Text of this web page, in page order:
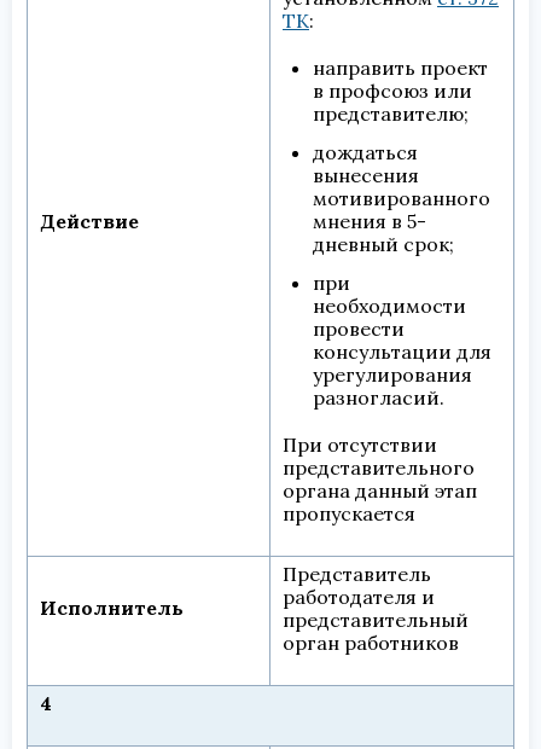
Действие
ТК:
направить проект
в профсоюз или
представителю;
дождаться
вынесения
мотивированного
мнения в 5-
дневный срок;
при
необходимости
провести
консультации для
урегулирования
разногласий.
При отсутствии
представительного
органа данный этап
пропускается
Исполнитель
Представитель
работодателя и
представительный
орган работников
4